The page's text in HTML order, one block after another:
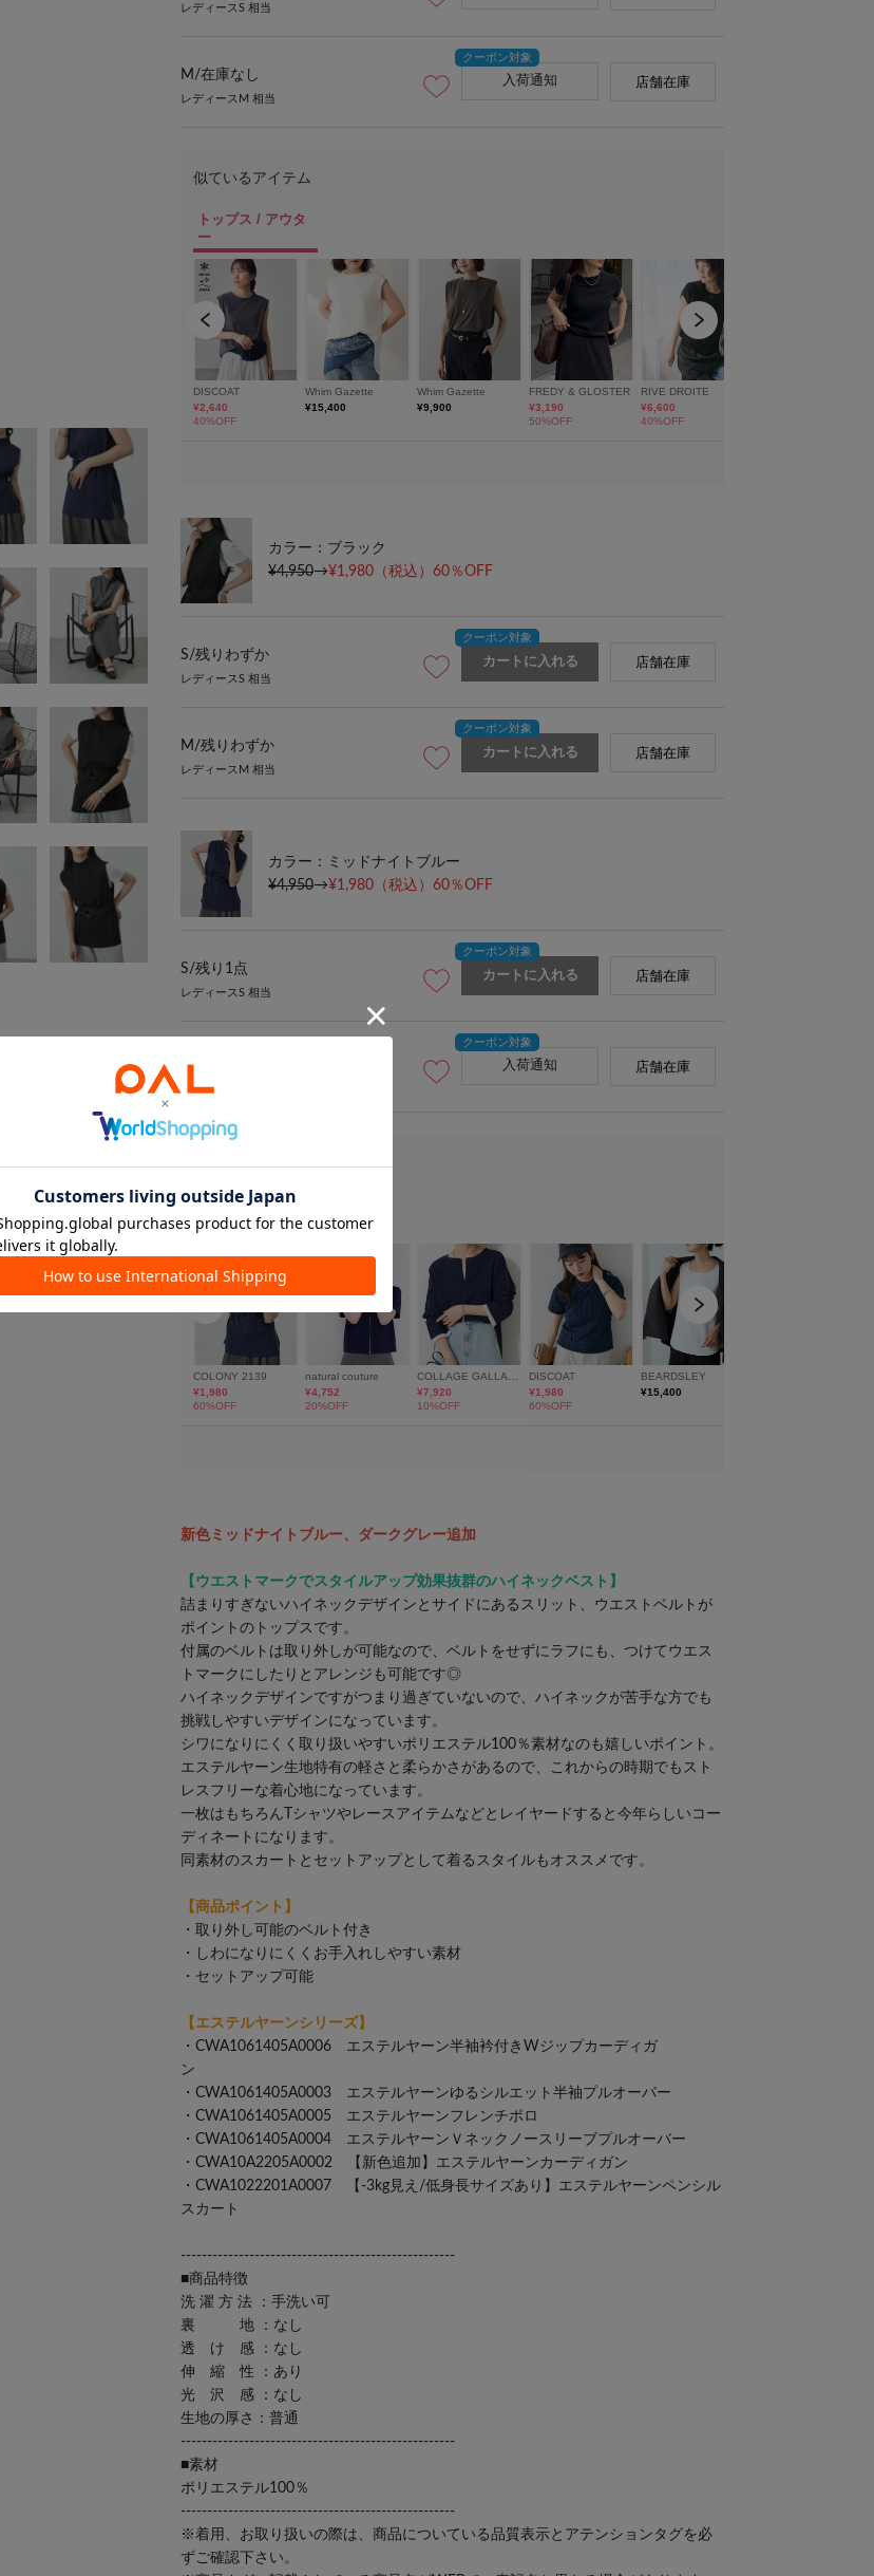
レディースS 相当
M/在庫なし
レディースM 相当
入荷通知 店舗在庫
カラー：ブラック
¥4,950→¥1,980 （税込）60％OFF
S/残りわずか
レディースS 相当
カートに入れる 店舗在庫
M/残りわずか
レディースM 相当
カートに入れる 店舗在庫
カラー：ミッドナイトブルー
¥4,950→¥1,980 （税込）60％OFF
S/残り1点
レディースS 相当
カートに入れる 店舗在庫
入荷通知 店舗在庫
新色ミッドナイトブルー、ダークグレー追加
【ウエストマークでスタイルアップ効果抜群のハイネックベスト】
詰まりすぎないハイネックデザインとサイドにあるスリット、ウエストベルトが
ポイントのトップスです。
付属のベルトは取り外しが可能なので、ベルトをせずにラフにも、つけてウエス
トマークにしたりとアレンジも可能です◎
ハイネックデザインですがつまり過ぎていないので、ハイネックが苦手な方でも
挑戦しやすいデザインになっています。
シワになりにくく取り扱いやすいポリエステル100％素材なのも嬉しいポイント。
エステルヤーン生地特有の軽さと柔らかさがあるので、これからの時期でもスト
レスフリーな着心地になっています。
一枚はもちろんTシャツやレースアイテムなどとレイヤードすると今年らしいコー
ディネートになります。
同素材のスカートとセットアップとして着るスタイルもオススメです。
【商品ポイント】
・取り外し可能のベルト付き
・しわになりにくくお手入れしやすい素材
・セットアップ可能
【エステルヤーンシリーズ】
・ CWA1061405A0006 エステルヤーン半袖衿付きWジップカーディガ
ン
・ CWA1061405A0003 エステルヤーンゆるシルエット半袖プルオーバー
・ CWA1061405A0005 エステルヤーンフレンチポロ
・ CWA1061405A0004 エステルヤーンＶネックノースリーブプルオーバー
・ CWA10A2205A0002 【新色追加】エステルヤーンカーディガン
・ CWA1022201A0007 【-3kg見え/低身長サイズあり】エステルヤーンペンシル
スカート
----------------------------------------------------
■商品特徴
洗 濯 方 法 ：手洗い可
裏 地 ：なし
透 け 感 ：なし
伸 縮 性 ：あり
光 沢 感 ：なし
生地の厚さ：普通
----------------------------------------------------
■素材
ポリエステル100％
----------------------------------------------------
※着用、お取り扱いの際は、商品についている品質表示とアテンションタグを必
ずご確認下さい。